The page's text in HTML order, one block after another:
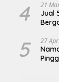
4 21
Jual
5 27